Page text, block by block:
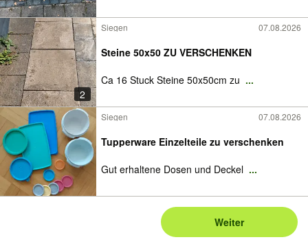
2
Siegen 07.08.2026
Steine 50x50 ZU VERSCHENKEN
Ca 16 Stuck Steine 50x50cm zu ...
Siegen 07.08.2026
Tupperware Einzelteile zu verschenken
Gut erhaltene Dosen und Deckel ...
Weiter